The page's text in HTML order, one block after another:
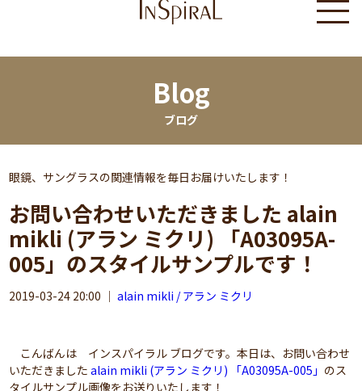
Blog
ブログ
眼鏡、サングラスの関連情報を毎日お届けいたします！
お問い合わせいただきました alain
mikli (アラン ミクリ) 「A03095A-
005」のスタイルサンプルです！
2019-03-24 20:00 ｜alain mikli / アラン ミクリ
こんばんは インスパイラル ブログです。本日は、お問い合わせ
いただきましたalain mikli (アラン ミクリ) 「A03095A-005」 のス
タイルサンプル画像をお送りいたします！